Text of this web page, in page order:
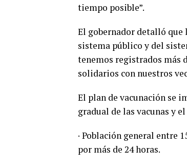
tiempo posible”.
El gobernador detalló que
sistema público y del
tenemos registrados más
solidarios con nuestros
El plan de vacunación se
gradual de las vacunas y
· Población general entre
por más de 24 horas.